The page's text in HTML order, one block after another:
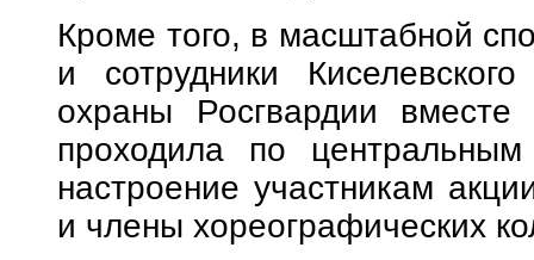
Кроме того, в масштабной
и сотрудники
охраны Росгвардии
проходила по
настроение участникам
и члены хореографических